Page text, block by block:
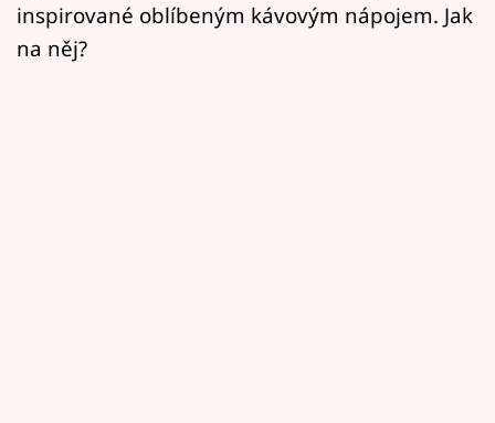
inspirované oblíbeným kávovým nápojem. Jak
na něj?